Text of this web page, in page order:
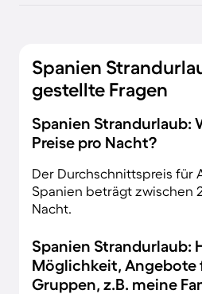
Spanien
gestellte Fragen
Spanien Strandurlaub:
Preise pro Nacht?
Der Durchschnittspreis für
Spanien beträgt zwischen
Nacht.
Spanien Strandurlaub:
Möglichkeit, Angebote
Gruppen, z.B. meine